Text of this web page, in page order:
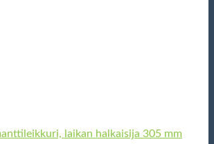
laikan halkaisija 305 mm